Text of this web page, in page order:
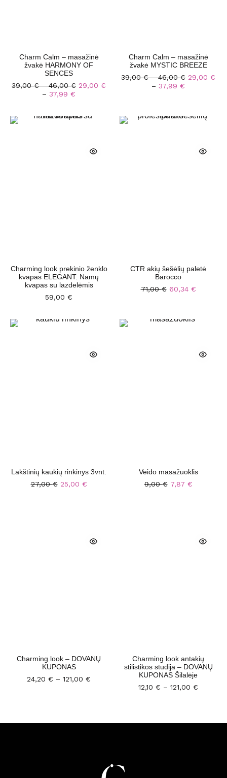
Charm Calm – masažinė
žvakė HARMONY OF
SENCES
39,00€–46,00€ 29,00 €
– 37,99 €
Charm Calm – masažinė
žvakė MYSTIC BREEZE
39,00€–46,00€ 29,00 €
– 37,99 €
Charming look prekinio ženklo
kvapas ELEGANT. Namų
kvapas su lazdelėmis
59,00 €
CTR akių šešėlių paletė
Barocco
71,00€ 60,34 €
Lakštinių kaukių rinkinys 3vnt.
27,00€ 25,00 €
Veido masažuoklis
9,00€ 7,87 €
Charming look – DOVANŲ
KUPONAS
24,20 € – 121,00 €
Charming look antakių
stilistikos studija – DOVANŲ
KUPONAS Šilalėje
12,10 € – 121,00 €